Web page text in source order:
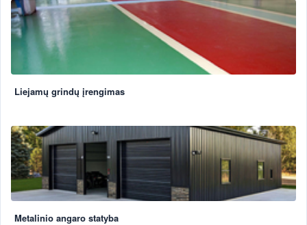
Liejamų grindų įrengimas
Metalinio angaro statyba